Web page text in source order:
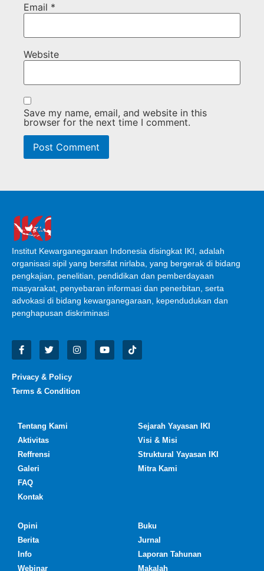
Email *
Website
Save my name, email, and website in this
browser for the next time I comment.
Institut Kewarganegaraan Indonesia disingkat IKI, adalah
organisasi sipil yang bersifat nirlaba, yang bergerak di bidang
pengkajian, penelitian, pendidikan dan pemberdayaan
masyarakat, penyebaran informasi dan penerbitan, serta
advokasi di bidang kewarganegaraan, kependudukan dan
penghapusan diskriminasi
Privacy & Policy
Terms & Condition
Tentang Kami
Aktivitas
Reffrensi
Galeri
FAQ
Kontak
Sejarah Yayasan IKI
Visi & Misi
Struktural Yayasan IKI
Mitra Kami
Opini
Berita
Info
Webinar
Buku
Jurnal
Laporan Tahunan
Makalah